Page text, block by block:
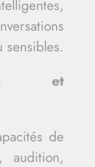
sensibles.
et
de
audition,